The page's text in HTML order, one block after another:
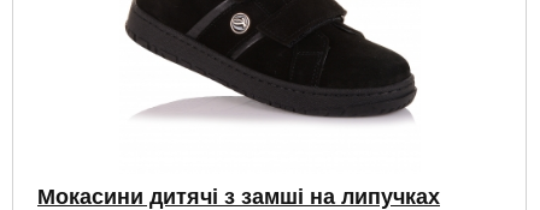
Мокасини дитячі з замші на липучках